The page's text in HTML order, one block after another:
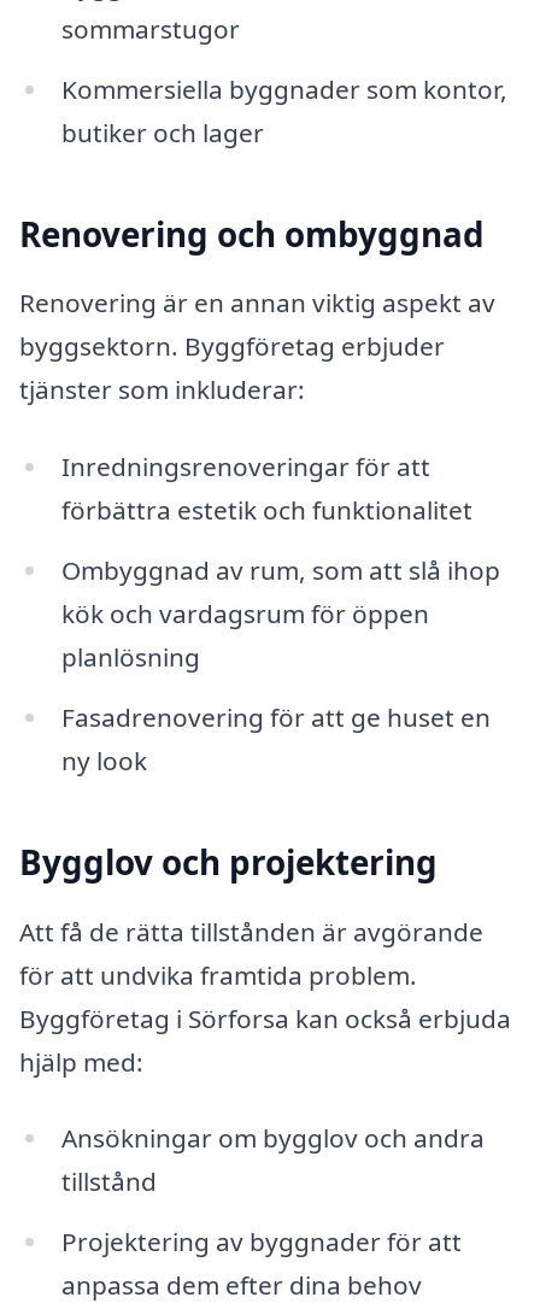
sommarstugor
Kommersiella byggnader som kontor,
butiker och lager
Renovering och ombyggnad
Renovering är en annan viktig aspekt av
byggsektorn. Byggföretag erbjuder
tjänster som inkluderar:
Inredningsrenoveringar för att
förbättra estetik och funktionalitet
Ombyggnad av rum, som att slå ihop
kök och vardagsrum för öppen
planlösning
Fasadrenovering för att ge huset en
ny look
Bygglov och projektering
Att få de rätta tillstånden är avgörande
för att undvika framtida problem.
Byggföretag i Sörforsa kan också erbjuda
hjälp med:
Ansökningar om bygglov och andra
tillstånd
Projektering av byggnader för att
anpassa dem efter dina behov